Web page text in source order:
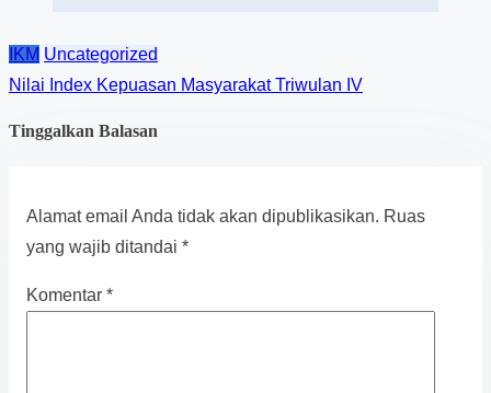
IKM Uncategorized
Nilai Index Kepuasan Masyarakat Triwulan IV
Tinggalkan Balasan
Alamat email Anda tidak akan dipublikasikan. Ruas
yang wajib ditandai *
Komentar *